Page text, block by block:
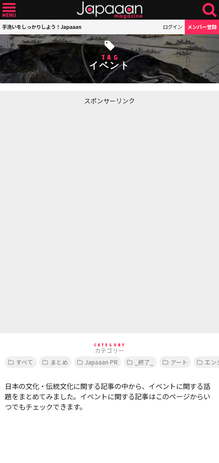
手洗いをしっかりしよう！Japaaan ログイン メンバー登録
TAG
イベント
スポンサーリンク
CATEGORY
カテゴリー
すべて
まとめ Japaaan PR _終了_ アート エン
日本の文化・伝統文化に関する記事の中から、イベントに関する話
題をまとめてみました。イベントに関する記事はこのページからい
つでもチェックできます。